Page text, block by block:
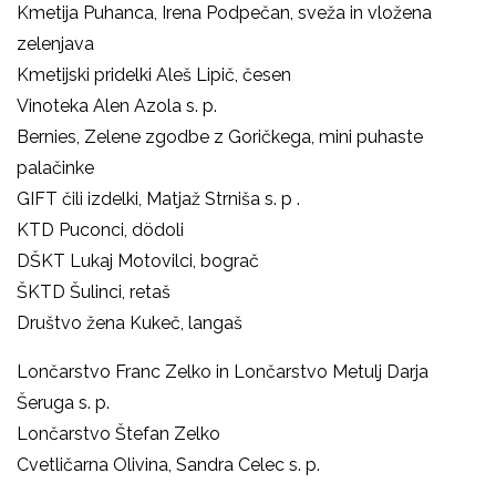
Kmetija Puhanca, Irena Podpečan, sveža in vložena
zelenjava
Kmetijski pridelki Aleš Lipič, česen
Vinoteka Alen Azola s. p.
Bernies, Zelene zgodbe z Goričkega, mini puhaste
palačinke
GIFT čili izdelki, Matjaž Strniša s. p .
KTD Puconci, dödoli
DŠKT Lukaj Motovilci, bograč
ŠKTD Šulinci, retaš
Društvo žena Kukeč, langaš
Lončarstvo Franc Zelko in Lončarstvo Metulj Darja
Šeruga s. p.
Lončarstvo Štefan Zelko
Cvetličarna Olivina, Sandra Celec s. p.